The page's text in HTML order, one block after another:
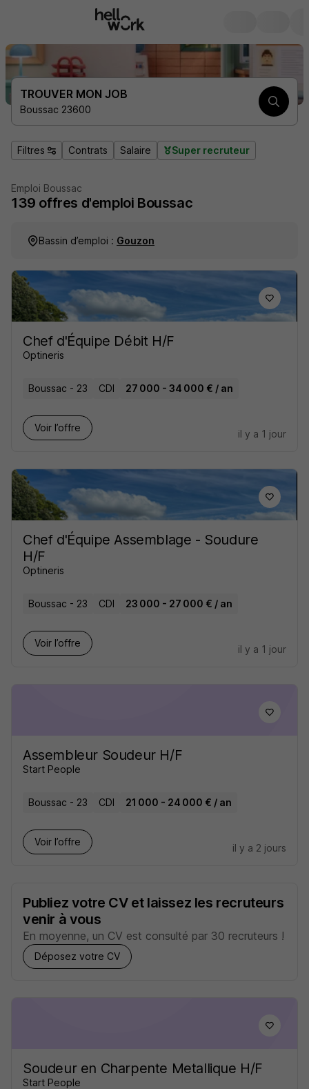
TROUVER MON JOB
Boussac 23600
Filtres Contrats Salaire Super recruteur
Emploi Boussac
139 offres d'emploi Boussac
Bassin d’emploi : Gouzon
Chef d'Équipe Débit H/F
Optineris
Boussac - 23 CDI 27 000 - 34 000 € / an
Voir l’offre
il y a 1 jour
Chef d'Équipe Assemblage - Soudure
H/F
Optineris
Boussac - 23 CDI 23 000 - 27 000 € / an
Voir l’offre
il y a 1 jour
Assembleur Soudeur H/F
Start People
Boussac - 23 CDI 21 000 - 24 000 € / an
Voir l’offre
il y a 2 jours
Publiez votre CV et laissez les recruteurs
venir à vous
En moyenne, un CV est consulté par 30 recruteurs !
Déposez votre CV
Soudeur en Charpente Metallique H/F
Start People